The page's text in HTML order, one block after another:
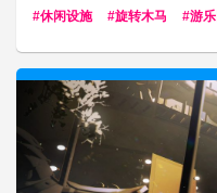
休闲设施 旋转木马 游乐